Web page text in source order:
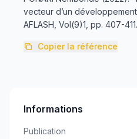
vecteur d’un
AFLASH, Vol(9)1, pp. 407-411.
Copier la référence
Informations
Publication